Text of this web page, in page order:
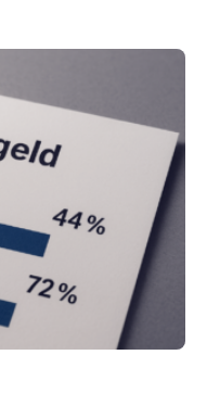
von
nur die Gründungen
an der Spitze. In
Personen in eine
folgten die
Betrachtet man
– die Anzahl